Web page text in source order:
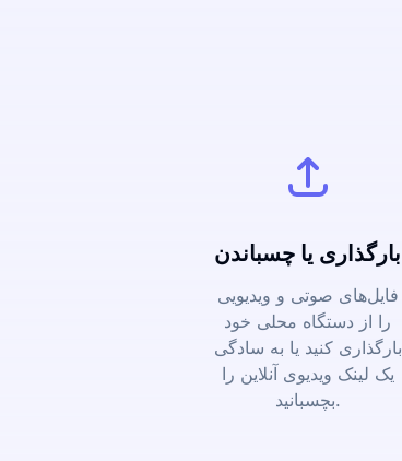
بارگذاری یا چسباندن
فایل‌های صوتی و ویدیویی
را از دستگاه محلی خود
بارگذاری کنید یا به سادگی
یک لینک ویدیوی آنلاین را
بچسبانید.